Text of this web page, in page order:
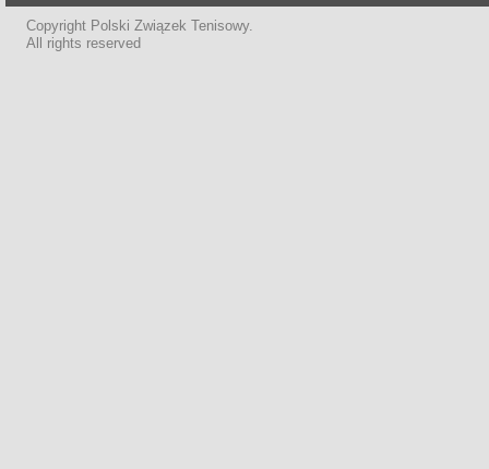
Copyright Polski Związek Tenisowy.
All rights reserved